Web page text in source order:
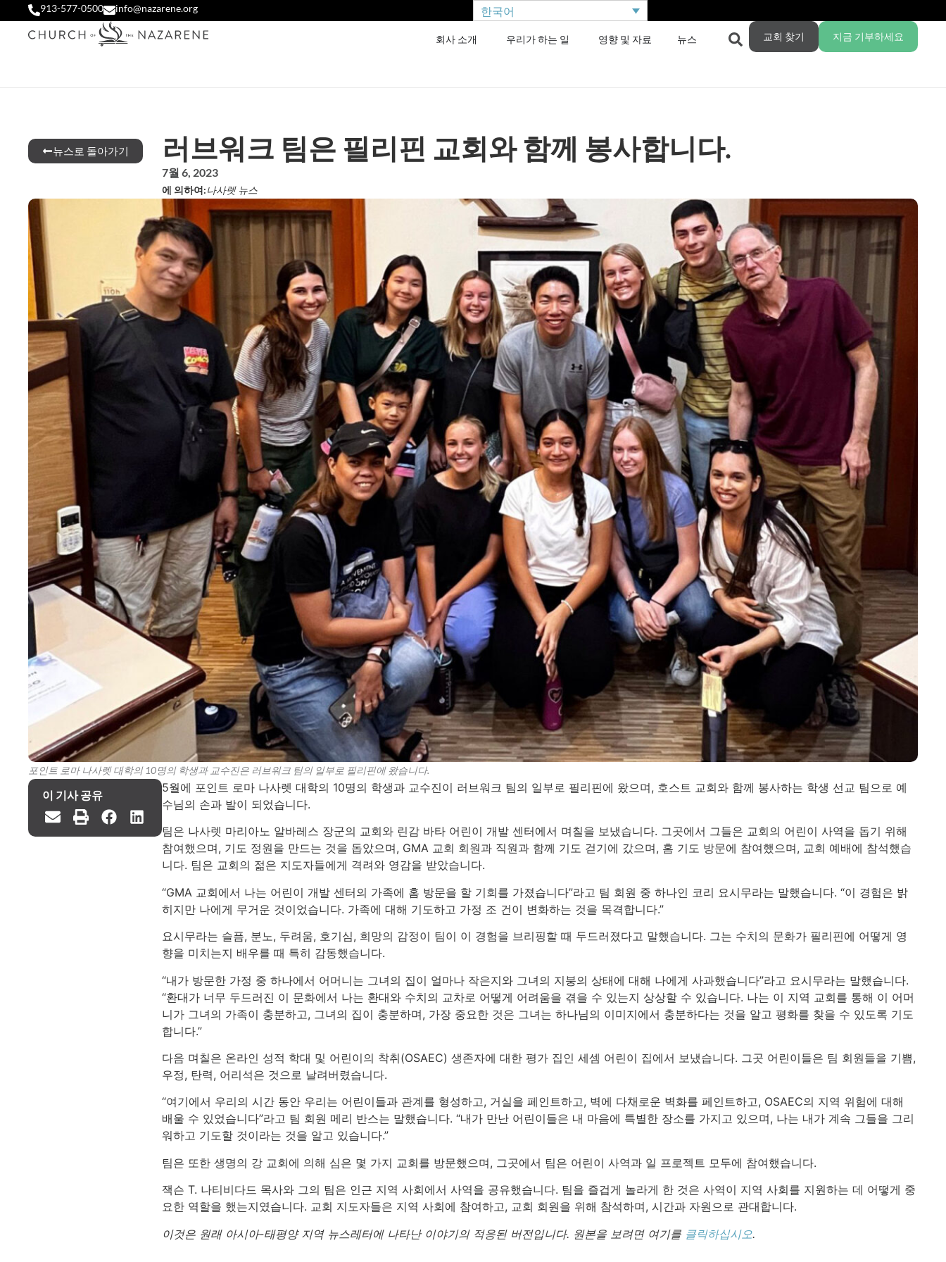
913-577-0500 info@nazarene.org 한국어
회사 소개 우리가 하는 일 영향 및 자료 뉴스 교회 찾기 지금 기부하세요
뉴스로 돌아가기 러브워크 팀은 필리핀 교회와 함께 봉사합니다.
7월 6, 2023
에 의하여:나사렛 뉴스
포인트 로마 나사렛 대학의 10명의 학생과 교수진은 러브워크 팀의 일부로 필리핀에 왔습니다.
이 기사 공유
5월에 포인트 로마 나사렛 대학의 10명의 학생과 교수진이 러브워크 팀의 일부로 필리핀에 왔으며, 호스트 교회와 함께 봉사하는 학생 선교 팀으로 예
수님의 손과 발이 되었습니다.
팀은 나사렛 마리아노 알바레스 장군의 교회와 린감 바타 어린이 개발 센터에서 며칠을 보냈습니다. 그곳에서 그들은 교회의 어린이 사역을 돕기 위해
참여했으며, 기도 정원을 만드는 것을 돕았으며, GMA 교회 회원과 직원과 함께 기도 걷기에 갔으며, 홈 기도 방문에 참여했으며, 교회 예배에 참석했습
니다. 팀은 교회의 젊은 지도자들에게 격려와 영감을 받았습니다.
“GMA 교회에서 나는 어린이 개발 센터의 가족에 홈 방문을 할 기회를 가졌습니다”라고 팀 회원 중 하나인 코리 요시무라는 말했습니다. “이 경험은 밝
히지만 나에게 무거운 것이었습니다. 가족에 대해 기도하고 가정 조 건이 변화하는 것을 목격합니다.”
요시무라는 슬픔, 분노, 두려움, 호기심, 희망의 감정이 팀이 이 경험을 브리핑할 때 두드러졌다고 말했습니다. 그는 수치의 문화가 필리핀에 어떻게 영
향을 미치는지 배우를 때 특히 감동했습니다.
“내가 방문한 가정 중 하나에서 어머니는 그녀의 집이 얼마나 작은지와 그녀의 지붕의 상태에 대해 나에게 사과했습니다”라고 요시무라는 말했습니다.
“환대가 너무 두드러진 이 문화에서 나는 환대와 수치의 교차로 어떻게 어려움을 겪을 수 있는지 상상할 수 있습니다. 나는 이 지역 교회를 통해 이 어머
니가 그녀의 가족이 충분하고, 그녀의 집이 충분하며, 가장 중요한 것은 그녀는 하나님의 이미지에서 충분하다는 것을 알고 평화를 찾을 수 있도록 기도
합니다.”
다음 며칠은 온라인 성적 학대 및 어린이의 착취(OSAEC) 생존자에 대한 평가 집인 세셈 어린이 집에서 보냈습니다. 그곳 어린이들은 팀 회원들을 기쁨,
우정, 탄력, 어리석은 것으로 날려버렸습니다.
“여기에서 우리의 시간 동안 우리는 어린이들과 관계를 형성하고, 거실을 페인트하고, 벽에 다채로운 벽화를 페인트하고, OSAEC의 지역 위험에 대해
배울 수 있었습니다”라고 팀 회원 메리 반스는 말했습니다. “내가 만난 어린이들은 내 마음에 특별한 장소를 가지고 있으며, 나는 내가 계속 그들을 그리
워하고 기도할 것이라는 것을 알고 있습니다.”
팀은 또한 생명의 강 교회에 의해 심은 몇 가지 교회를 방문했으며, 그곳에서 팀은 어린이 사역과 일 프로젝트 모두에 참여했습니다.
잭슨 T. 나티비다드 목사와 그의 팀은 인근 지역 사회에서 사역을 공유했습니다. 팀을 즐겁게 놀라게 한 것은 사역이 지역 사회를 지원하는 데 어떻게 중
요한 역할을 했는지였습니다. 교회 지도자들은 지역 사회에 참여하고, 교회 회원을 위해 참석하며, 시간과 자원으로 관대합니다.
이것은 원래 아시아-태평양 지역 뉴스레터에 나타난 이야기의 적응된 버전입니다. 원본을 보려면 여기를 클릭하십시오.